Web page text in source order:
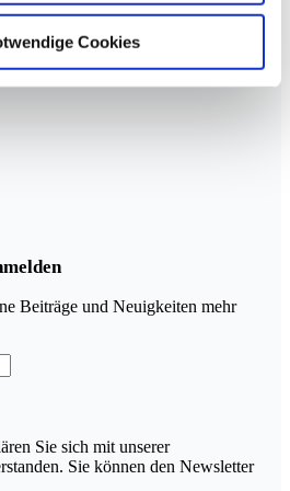
Cookies
Beiträge und Neuigkeiten mehr
Sie sich mit unserer
Sie können den Newsletter